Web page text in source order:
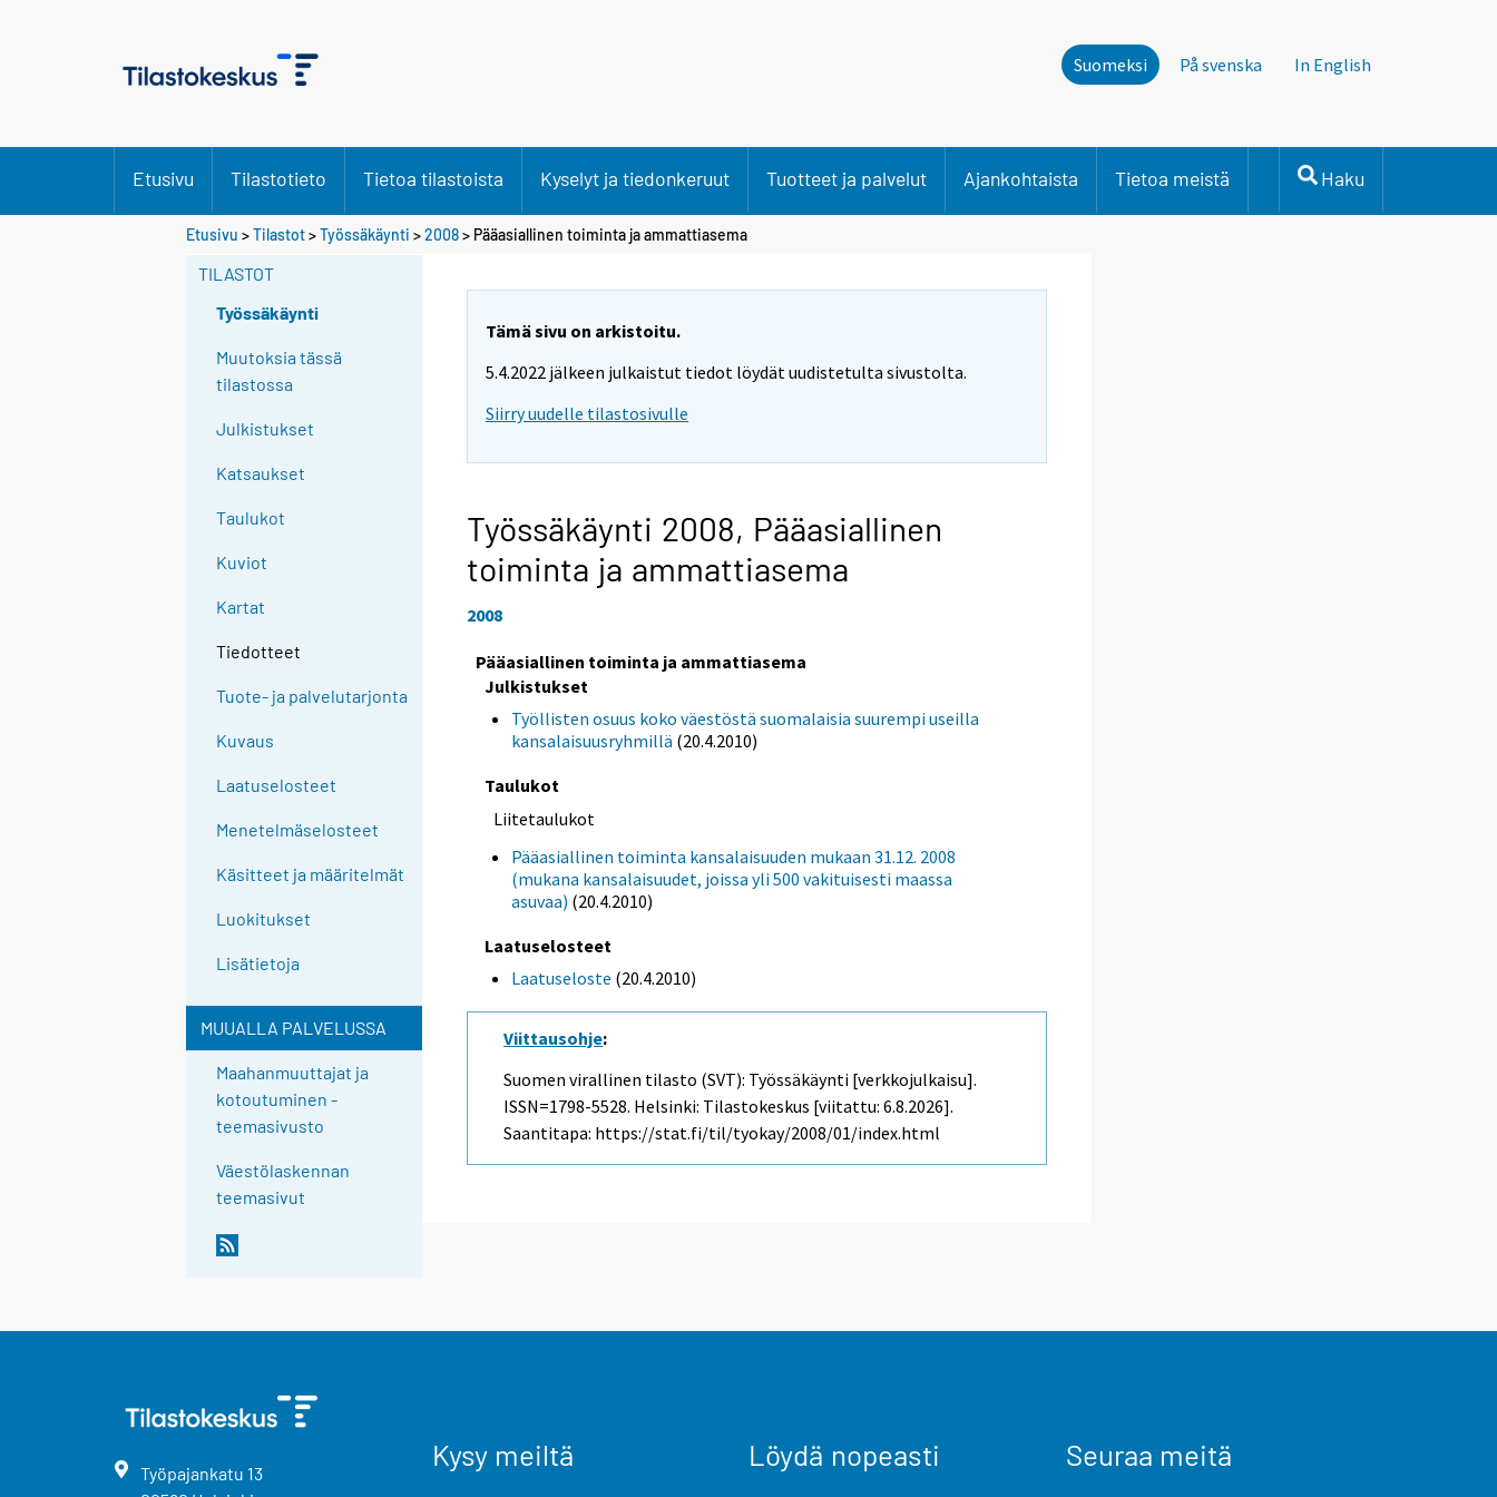
Suomeksi På svenska In English
Etusivu Tilastotieto Tietoa tilastoista Kyselyt ja tiedonkeruut Tuotteet ja palvelut Ajankohtaista Tietoa meistä Haku
Etusivu >Tilastot>Työssäkäynti >2008> Pääasiallinen toiminta ja ammattiasema
TILASTOT
Työssäkäynti
Muutoksia tässä
tilastossa
Julkistukset
Katsaukset
Taulukot
Kuviot
Kartat
Tiedotteet
Tuote- ja palvelutarjonta
Kuvaus
Laatuselosteet
Menetelmäselosteet
Käsitteet ja määritelmät
Luokitukset
Lisätietoja
MUUALLA PALVELUSSA
Maahanmuuttajat ja
kotoutuminen -
teemasivusto
Väestölaskennan
teemasivut
Tämä sivu on arkistoitu.
5.4.2022 jälkeen julkaistut tiedot löydät uudistetulta sivustolta.
Siirry uudelle tilastosivulle
Työssäkäynti 2008, Pääasiallinen
toiminta ja ammattiasema
2008
Pääasiallinen toiminta ja ammattiasema
Julkistukset
Työllisten osuus koko väestöstä suomalaisia suurempi useilla
kansalaisuusryhmillä (20.4.2010)
Taulukot
Liitetaulukot
Pääasiallinen toiminta kansalaisuuden mukaan 31.12. 2008
(mukana kansalaisuudet, joissa yli 500 vakituisesti maassa
asuvaa) (20.4.2010)
Laatuselosteet
Laatuseloste (20.4.2010)
Viittausohje:
Suomen virallinen tilasto (SVT): Työssäkäynti [verkkojulkaisu].
ISSN=1798-5528. Helsinki: Tilastokeskus [viitattu: 6.8.2026].
Saantitapa: https://stat.fi/til/tyokay/2008/01/index.html
Työpajankatu 13
Kysy meiltä Löydä nopeasti Seuraa meitä